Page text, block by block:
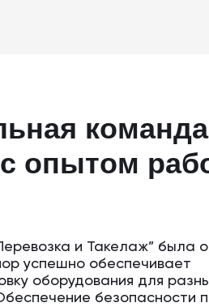
команда
опытом
и Такелаж” была
успешно обеспечивает
оборудования для
безопасности